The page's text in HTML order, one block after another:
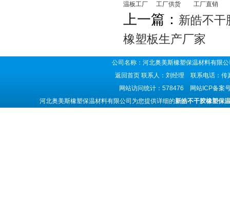
温板工厂
工厂供货
工厂直销
上一篇： 新皓不干
橡塑板生产厂家
公司名称：河北奥美斯橡塑保温材料有
返回首页 联系人：刘经理 联系电话：
网站访问统计：578476 网站ICP备案
河北奥美斯橡塑保温材料有限公司为您提供详细的新皓不干胶橡塑保